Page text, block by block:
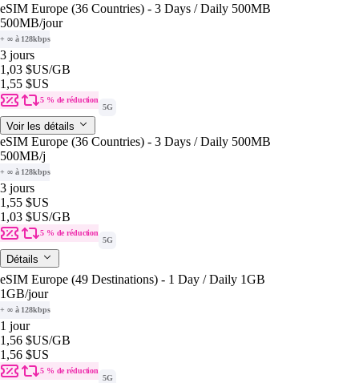
eSIM Europe (36 Countries) - 3 Days / Daily 500MB
500MB/jour
+ ∞ à 128kbps
3 jours
1,03 $US/GB
1,55 $US
5 % de réduction
5G
Voir les détails
eSIM Europe (36 Countries) - 3 Days / Daily 500MB
500MB/j
+ ∞ à 128kbps
3 jours
1,55 $US
1,03 $US/GB
5 % de réduction
5G
Détails
eSIM Europe (49 Destinations) - 1 Day / Daily 1GB
1GB/jour
+ ∞ à 128kbps
1 jour
1,56 $US/GB
1,56 $US
5 % de réduction
5G